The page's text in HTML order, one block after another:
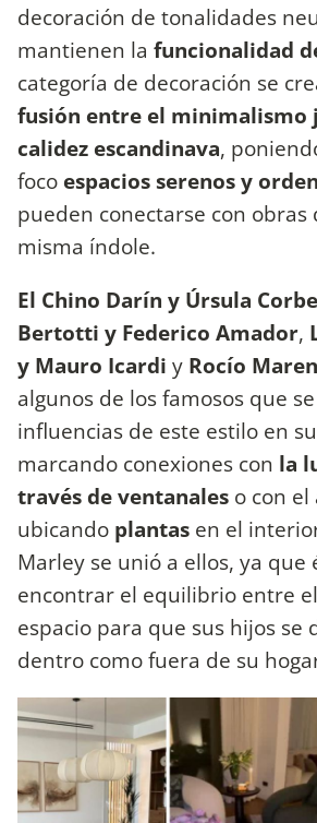
decoración de tonalidades
mantienen la funcionalidad
categoría de decoración se
fusión entre el minimalismo
calidez escandinava,
foco espacios serenos y
pueden conectarse con obras
misma índole.
El Chino Darín y Úrsula
Bertotti y Federico Amador,
y Mauro Icardi y Rocío
algunos de los famosos que
influencias de este estilo en
marcando conexiones con la
través de ventanales o con
ubicando plantas en el
Marley se unió a ellos, ya que
encontrar el equilibrio entre
espacio para que sus hijos se
dentro como fuera de su